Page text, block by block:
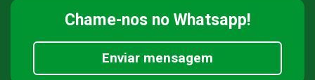
Chame-nos no Whatsapp!
Enviar mensagem